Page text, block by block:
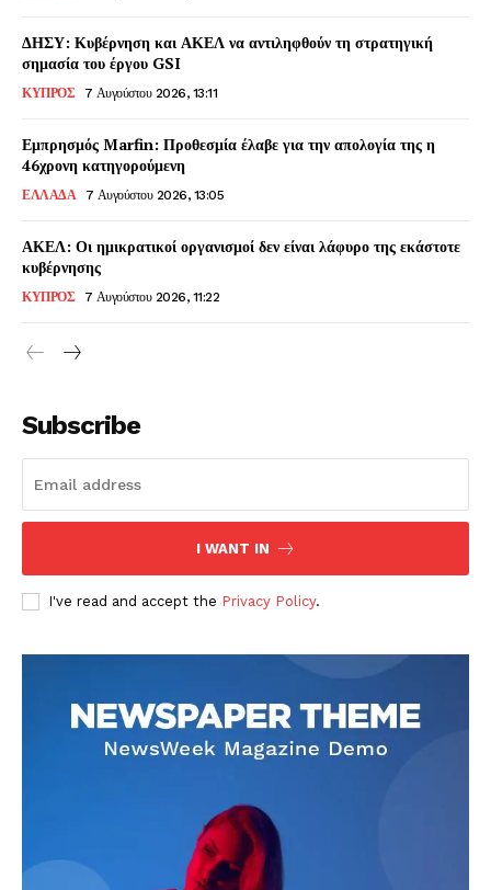
ΔΗΣΥ: Κυβέρνηση και ΑΚΕΛ να αντιληφθούν τη στρατηγική
σημασία του έργου GSI
ΚΥΠΡΟΣ 7 Αυγούστου 2026, 13:11
Εμπρησμός Marfin: Προθεσμία έλαβε για την απολογία της η
46χρονη κατηγορούμενη
ΕΛΛΑΔΑ 7 Αυγούστου 2026, 13:05
ΑΚΕΛ: Οι ημικρατικοί οργανισμοί δεν είναι λάφυρο της εκάστοτε
κυβέρνησης
ΚΥΠΡΟΣ 7 Αυγούστου 2026, 11:22
Subscribe
I WANT IN
I've read and accept the Privacy Policy.